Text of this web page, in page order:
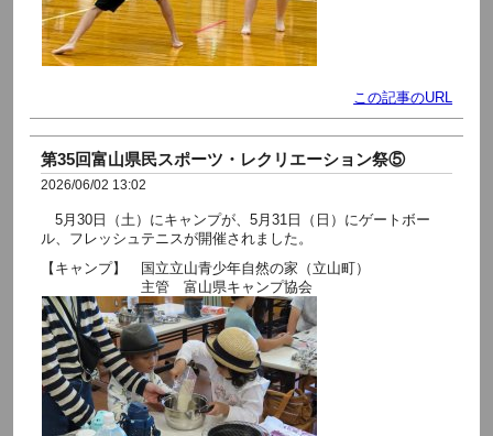
この記事のURL
第35回富山県民スポーツ・レクリエーション祭⑤
2026/06/02 13:02
5月30日（土）にキャンプが、5月31日（日）にゲートボー
ル、フレッシュテニスが開催されました。
【キャンプ】 国立立山青少年自然の家（立山町）
主管 富山県キャンプ協会